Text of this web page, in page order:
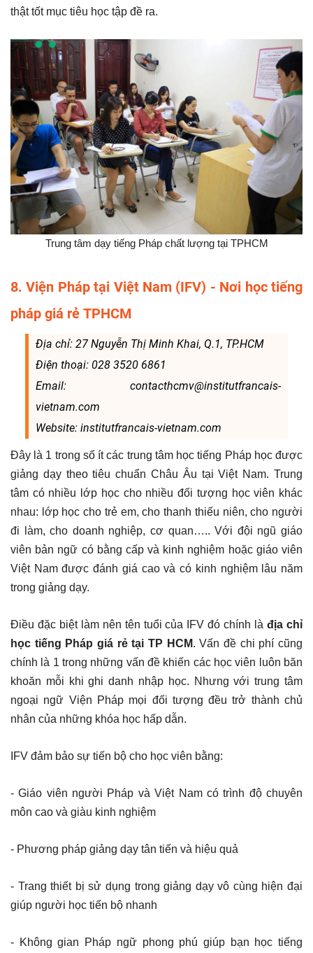
thật tốt mục tiêu học tập đề ra.
Trung tâm dạy tiếng Pháp chất lượng tại TPHCM
8. Viện Pháp tại Việt Nam (IFV) - Nơi học tiếng
pháp giá rẻ TPHCM
Địa chỉ: 27 Nguyễn Thị Minh Khai, Q.1, TP.HCM
Điện thoại: 028 3520 6861
Email: contacthcmv@institutfrancais-
vietnam.com
Website: institutfrancais-vietnam.com
Đây là 1 trong số ít các trung tâm học tiếng Pháp học được
giảng dạy theo tiêu chuẩn Châu Âu tại Việt Nam. Trung
tâm có nhiều lớp học cho nhiều đối tượng học viên khác
nhau: lớp học cho trẻ em, cho thanh thiếu niên, cho người
đi làm, cho doanh nghiệp, cơ quan….. Với đội ngũ giáo
viên bản ngữ có bằng cấp và kinh nghiệm hoặc giáo viên
Việt Nam được đánh giá cao và có kinh nghiệm lâu năm
trong giảng dạy.
Điều đặc biệt làm nên tên tuổi của IFV đó chính làđịa chỉ
học tiếng Pháp giá rẻ tại TP HCM. Vấn đề chi phí cũng
chính là 1 trong những vấn đề khiến các học viên luôn băn
khoăn mỗi khi ghi danh nhập học. Nhưng với trung tâm
ngoại ngữ Viện Pháp mọi đối tượng đều trở thành chủ
nhân của những khóa học hấp dẫn.
IFV đảm bảo sự tiến bộ cho học viên bằng:
- Giáo viên người Pháp và Việt Nam có trình độ chuyên
môn cao và giàu kinh nghiệm
- Phương pháp giảng dạy tân tiến và hiệu quả
- Trang thiết bị sử dụng trong giảng dạy vô cùng hiện đại
giúp người học tiến bộ nhanh
- Không gian Pháp ngữ phong phú giúp bạn học tiếng